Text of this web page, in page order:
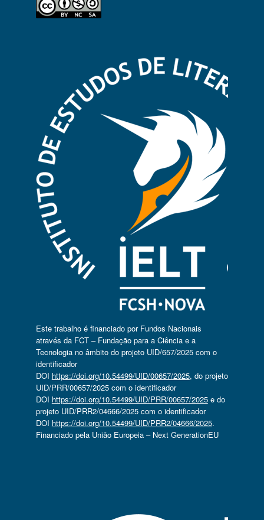
Este trabalho é financiado por Fundos Nacionais
através da FCT – Fundação para a Ciência e a
Tecnologia no âmbito do projeto UID/657/2025 com o
identificador
DOI https://doi.org/10.54499/UID/00657/2025, do projeto
UID/PRR/00657/2025 com o identificador
DOI https://doi.org/10.54499/UID/PRR/00657/2025e do
projeto UID/PRR2/04666/2025 com o identificador
DOI https://doi.org/10.54499/UID/PRR2/04666/2025.
Financiado pela União Europeia – Next GenerationEU